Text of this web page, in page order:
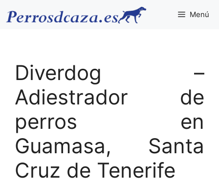
Menú
Diverdog –
Adiestrador de
perros en
Guamasa, Santa
Cruz de Tenerife